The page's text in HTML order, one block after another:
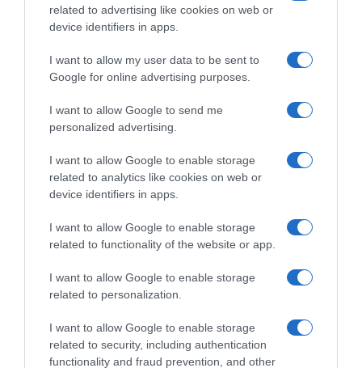
related to advertising like cookies on web or
device identifiers in apps.
I want to allow my user data to be sent to
Google for online advertising purposes.
I want to allow Google to send me
personalized advertising.
I want to allow Google to enable storage
related to analytics like cookies on web or
device identifiers in apps.
I want to allow Google to enable storage
related to functionality of the website or app.
I want to allow Google to enable storage
related to personalization.
I want to allow Google to enable storage
related to security, including authentication
functionality and fraud prevention, and other
Η μετάβαση αυτή επηρεάζει κάθε κρίκο της
εφοδιαστικής αλυσίδας
20.04.2026 - 15:00
ΕΛΛΑΔΑ